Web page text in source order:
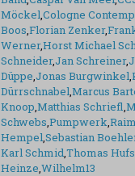
Möckel,Cologne
Boos,Florian Zenker,
Werner,Horst Michael
Schneider,Jan Schreiner,
Düppe,Jonas Burgwinkel,
Dürrschnabel,Marcus
Knoop,Matthias Schriefl,
Schwebs,Pumpwerk,
Hempel,Sebastian
Karl Schmid,Thomas
Heinze,Wilhelm13